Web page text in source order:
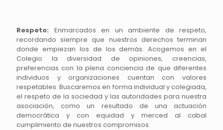
Respeto: Enmarcados en un ambiente de respeto,
recordando siempre que nuestros derechos terminan
donde empiezan los de los demás. Acogemos en el
Colegio la diversidad de opiniones, creencias,
preferencias con la plena conciencia de que diferentes
individuos y organizaciones cuentan con valores
respetables. Buscaremos en forma individual y colegiada,
el respeto de la sociedad y las autoridades para nuestra
asociación, como un resultado de una actuación
democrática y con equidad y merced al cabal
cumplimiento de nuestros compromisos.